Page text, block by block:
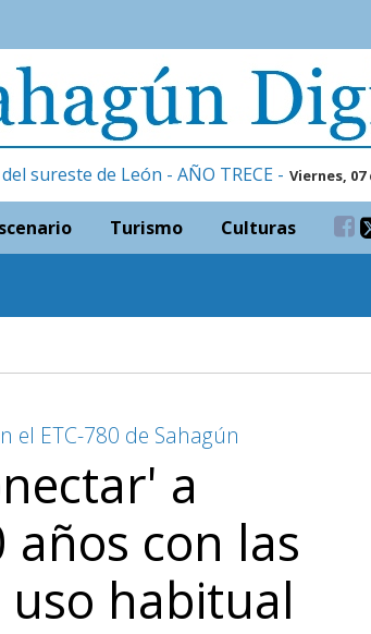
sureste de León - AÑO TRECE - Viernes,
Turismo Culturas
el ETC-780 de Sahagún
a
años con las
habitual